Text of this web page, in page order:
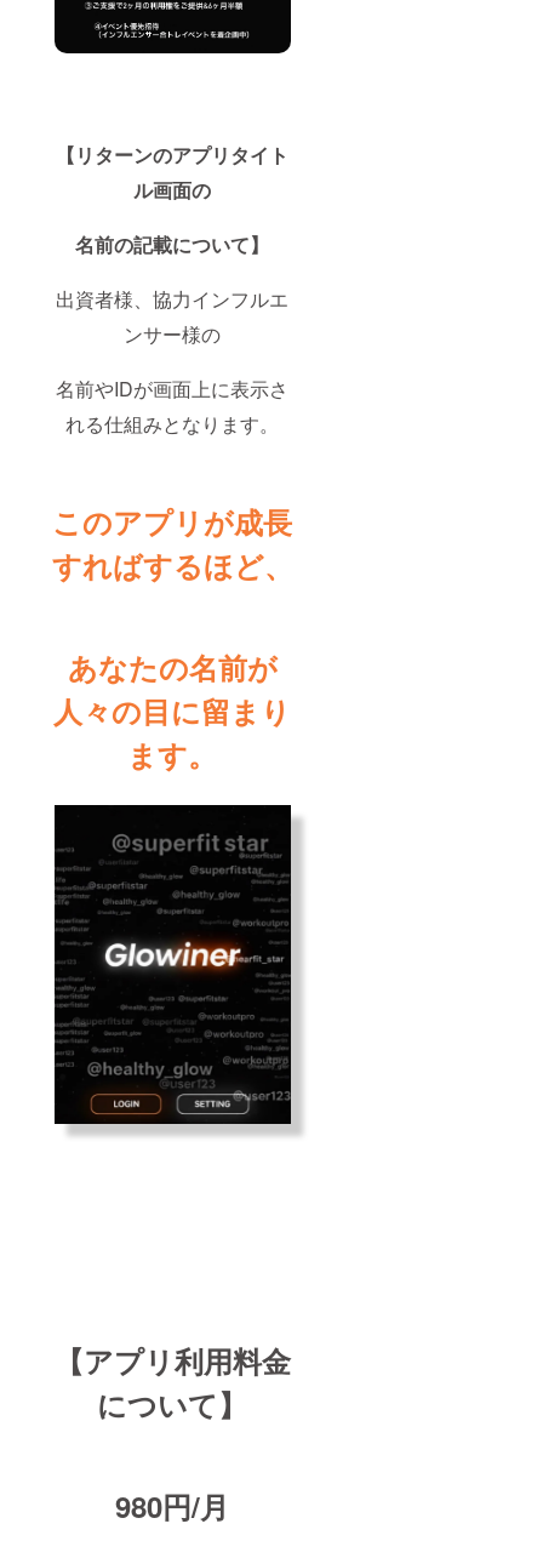
【リターンのアプリタイト
ル画面の
名前の記載について】
出資者様、協力インフルエ
ンサー様の
名前やIDが画面上に表示さ
れる仕組みとなります。
このアプリが成長
すればするほど、
あなたの名前が
人々の目に留まり
ます。
【アプリ利用料金
について】
980円/月